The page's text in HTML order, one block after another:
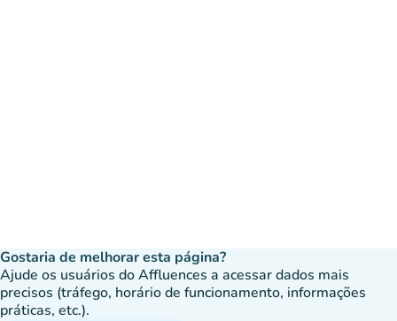
Gostaria de melhorar esta página?
Ajude os usuários do Affluences a acessar dados mais
precisos (tráfego, horário de funcionamento, informações
práticas, etc.).